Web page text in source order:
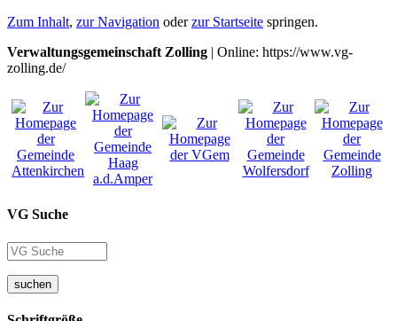
Zum Inhalt, zur Navigation oderzur Startseite springen.
Verwaltungsgemeinschaft Zolling | Online: https://www.vg-
zolling.de/
VG Suche
suchen